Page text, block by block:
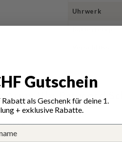
Uhrwerk
Uhr Paracord
5.00 von 5
1 Bewertung
Gutschein
als Geschenk für deine 1.
+ exklusive Rabatte.